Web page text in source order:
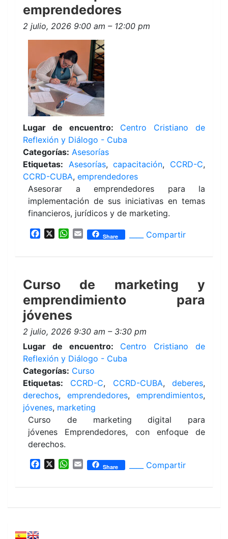
emprendedores
2 julio, 2026 9:00 am – 12:00 pm
Lugar de encuentro:
Centro Cristiano de
Reflexión y Diálogo - Cuba
Categorías: Asesorías
Etiquetas: Asesorías,capacitación, CCRD-C,
CCRD-CUBA, emprendedores
Asesorar a emprendedores para la
implementación de sus iniciativas en temas
financieros, jurídicos y de marketing.
o
k
W
p
E
Share ____ Compartir
Curso de marketing y
emprendimiento para
jóvenes
2 julio, 2026 9:30 am – 3:30 pm
Lugar de encuentro:
Centro Cristiano de
Reflexión y Diálogo - Cuba
Categorías: Curso
Etiquetas:
CCRD-C, CCRD-CUBA,deberes,
derechos, emprendedores, emprendimientos,
jóvenes, marketing
Curso de marketing digital para
jóvenes Emprendedores, con enfoque de
derechos.
c
b
W
a
s
E
a
l
Share ____ Compartir